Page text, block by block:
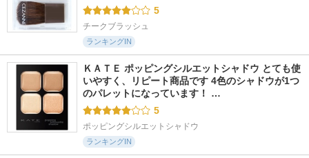
5
チークブラッシュ
ランキングIN
ＫＡＴＥ ポッピングシルエットシャドウ とても使
いやすく、リピート商品です 4色のシャドウが1つ
のパレットになっています！ …
5
ポッピングシルエットシャドウ
ランキングIN